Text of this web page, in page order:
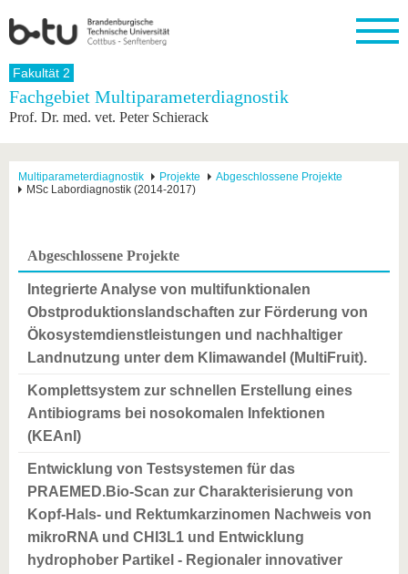
Startseite
Universität
Struktur
Partnerschaften
Strukturwandel
Forschung
Forschung
Forschungsprofil
Nachwuchs
Studium
Vor dem
Studium
Nach
Studium
International
Profil
Aus dem
Mit der
BTU ins
Ausland
Für
Studierende
Kontakt
Wissenschaftliche
Fachkräfte
an der
BTU
Innovative
Transferprojekte
Lernen
kennen
Werte
Region
Fakultät 2
Fachgebiet Multiparameterdiagnostik
Prof. Dr. med. vet. Peter Schierack
Multiparameterdiagnostik Projekte
Abgeschlossene Projekte
MSc Labordiagnostik (2014-2017)
Abgeschlossene Projekte
Integrierte Analyse von multifunktionalen
Obstproduktionslandschaften zur Förderung von
Ökosystemdienstleistungen und nachhaltiger
Landnutzung unter dem Klimawandel (MultiFruit).
Komplettsystem zur schnellen Erstellung eines
Antibiograms bei nosokomalen Infektionen
(KEAnI)
Entwicklung von Testsystemen für das
PRAEMED.Bio-Scan zur Charakterisierung von
Kopf-Hals- und Rektumkarzinomen Nachweis von
mikroRNA und CHI3L1 und Entwicklung
hydrophober Partikel - Regionaler innovativer